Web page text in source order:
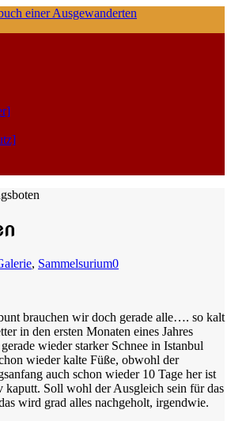
, Sammelsurium0
brauchen wir doch gerade alle…. so kalt
in den ersten Monaten eines Jahres
wieder starker Schnee in Istanbul
wieder kalte Füße, obwohl der
auch schon wieder 10 Tage her ist
kaputt. Soll wohl der Ausgleich sein für das
wird grad alles nachgeholt, irgendwie.